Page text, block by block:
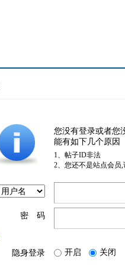
您没有登录或者您
能有如下几个原因
1、帖子ID非法
2、您还不是站点会员
密 码
隐身登录 开启 关闭